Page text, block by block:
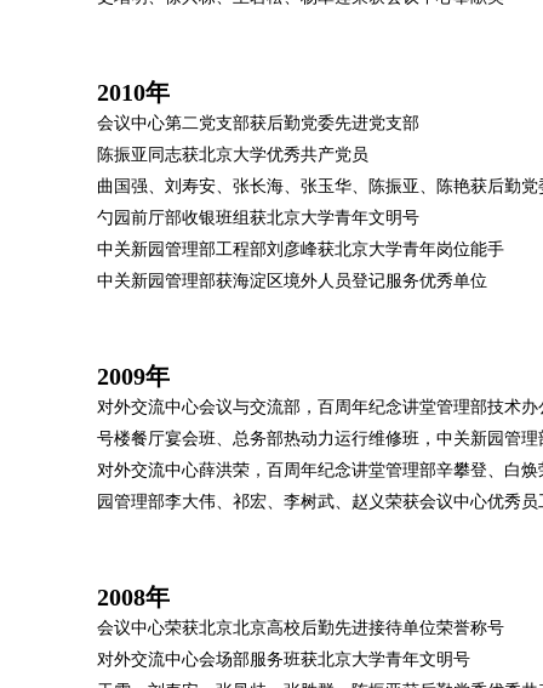
2010年
会议中心第二党支部获后勤党委先进党支部
陈振亚同志获北京大学优秀共产党员
曲国强、刘寿安、张长海、张玉华、陈振亚、陈艳获后勤
勺园前厅部收银班组获北京大学青年文明号
中关新园管理部工程部刘彦峰获北京大学青年岗位能手
中关新园管理部获海淀区境外人员登记服务优秀单位
2009年
对外交流中心会议与交流部，百周年纪念讲堂管理部技术
号楼餐厅宴会班、总务部热动力运行维修班，中关新园管
对外交流中心薛洪荣，百周年纪念讲堂管理部辛攀登、白
园管理部李大伟、祁宏、李树武、赵义荣获会议中心优秀员
2008年
会议中心荣获北京北京高校后勤先进接待单位荣誉称号
对外交流中心会场部服务班获北京大学青年文明号